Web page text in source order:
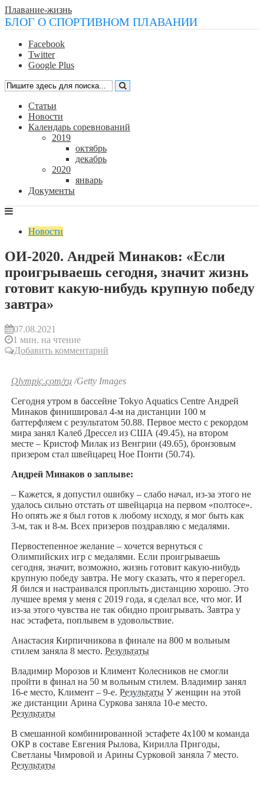
Плавание-жизнь
БЛОГ О СПОРТИВНОМ ПЛАВАНИИ
Facebook
Twitter
Google Plus
Статьи
Новости
Календарь соревнований
2019
октябрь
декабрь
2020
январь
Документы
Новости
ОИ-2020. Андрей Минаков: «Если
проигрываешь сегодня, значит жизнь
готовит какую-нибудь крупную победу
завтра»
07.08.2021
1 мин. на чтение
Добавить комментарий
Olympic.com/ru/Getty Images
Сегодня утром в бассейне Tokyo Aquatics Centre Андрей
Минаков финишировал 4-м на дистанции 100 м
баттерфляем с результатом 50.88. Первое место с рекордом
мира занял Калеб Дрессел из США (49.45), на втором
месте – Кристоф Милак из Венгрии (49.65), бронзовым
призером стал швейцарец Ное Понти (50.74).
Андрей Минаков о заплыве:
– Кажется, я допустил ошибку – слабо начал, из-за этого не
удалось сильно отстать от швейцарца на первом «полтосе».
Но опять же я был готов к любому исходу, я мог быть как
3-м, так и 8-м. Всех призеров поздравляю с медалями.
Первостепенное желание – хочется вернуться с
Олимпийских игр с медалями. Если проигрываешь
сегодня, значит, возможно, жизнь готовит какую-нибудь
крупную победу завтра. Не могу сказать, что я перегорел.
Я бился и настраивался проплыть дистанцию хорошо. Это
лучшее время у меня с 2019 года, я сделал все, что мог. И
из-за этого чувства не так обидно проигрывать. Завтра у
нас эстафета, поплывем в удовольствие.
Анастасия Кирпичникова в финале на 800 м вольным
стилем заняла 8 место. Результаты
Владимир Морозов и Климент Колесников не смогли
пройти в финал на 50 м вольным стилем. Владимир занял
16-е место, Климент – 9-е. РезультатыУ женщин на этой
же дистанции Арина Суркова заняла 10-е место.
Результаты
В смешанной комбинированной эстафете 4х100 м команда
ОКР в составе Евгения Рылова, Кирилла Пригоды,
Светланы Чимровой и Арины Сурковой заняла 7 место.
Результаты